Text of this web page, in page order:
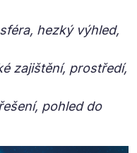
hezký výhled,
zajištění, prostředí,
pohled do